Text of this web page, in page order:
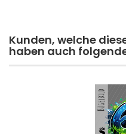
Kunden, welche
haben auch